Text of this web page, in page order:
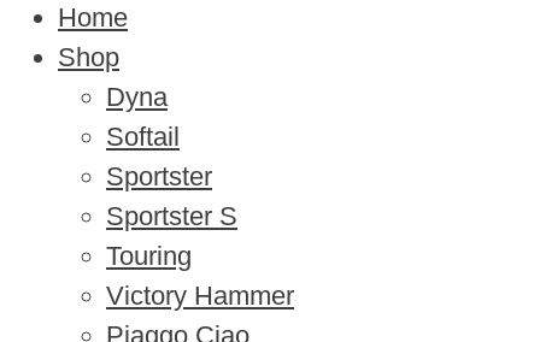
Home
Shop
Dyna
Softail
Sportster
Sportster S
Touring
Victory Hammer
Piaggo Ciao